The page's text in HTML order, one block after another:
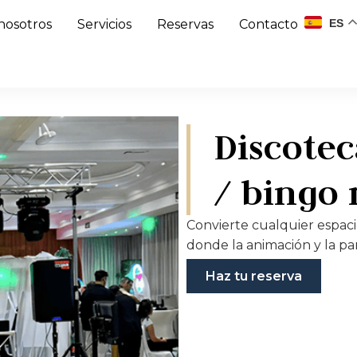
Servicios Reservas Contacto ES
/ bingo
Convierte cualquier
donde la animación y la
Haz tu reserva